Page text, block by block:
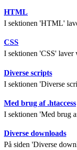
HTML
I sektionen 'HTML'
CSS
I sektionen 'CSS' laver
Diverse scripts
I sektionen 'Diverse
Med brug af .htaccess
I sektionen 'Med brug
Diverse downloads
På siden 'Diverse